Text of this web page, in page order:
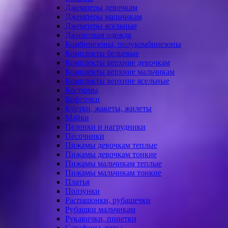
Джемперы девочкам
Джемперы мальчикам
Джемперы ясельные
Джинсовая одежда
Комбинезоны, полукомбинезоны
Комплекты бельевые
Комплекты верхние девочкам
Комплекты верхние мальчикам
Комплекты верхние ясельные
Костюмы
Кофточки
Куртки, жакеты, жилеты
Майки
Пеленки и нагрудники
Песочники
Пижамы девочкам теплые
Пижамы девочкам тонкие
Пижамы мальчикам теплые
Пижамы мальчикам тонкие
Платья
Ползунки
Распашонки, рубашечки
Рубашки мальчикам
Рукавички, пинетки